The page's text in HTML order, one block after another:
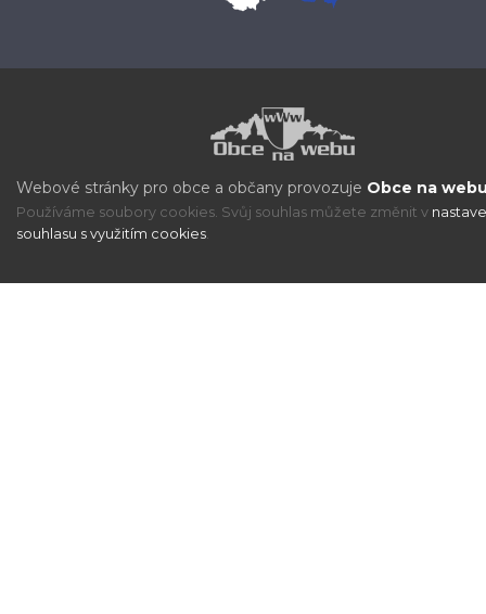
Webové stránky pro obce a občany provozuje Obce na
Používáme soubory cookies. Svůj souhlas můžete změnit v
souhlasu s využitím cookies